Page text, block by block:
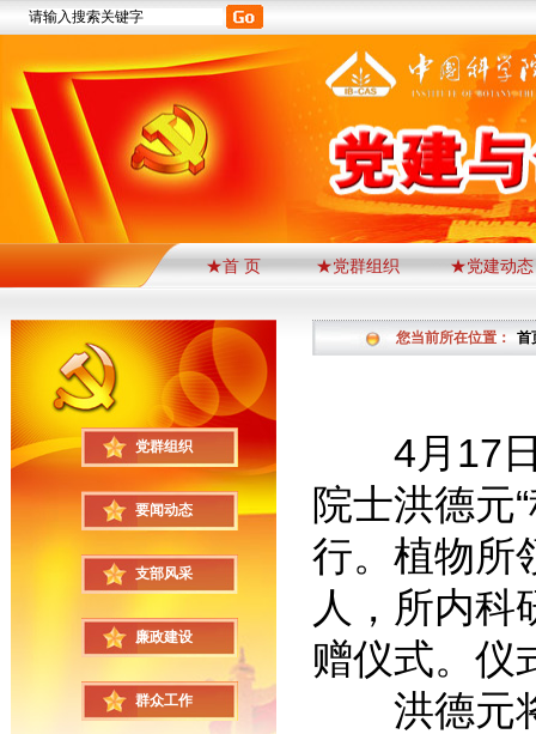
★首 页 ★党群组织 ★党建动态
党群组织
要闻动态
支部风采
廉政建设
群众工作
您当前所在位置： 首
4月17日
院士洪德元
行。植物所
人，所内科
赠仪式。
洪德元将